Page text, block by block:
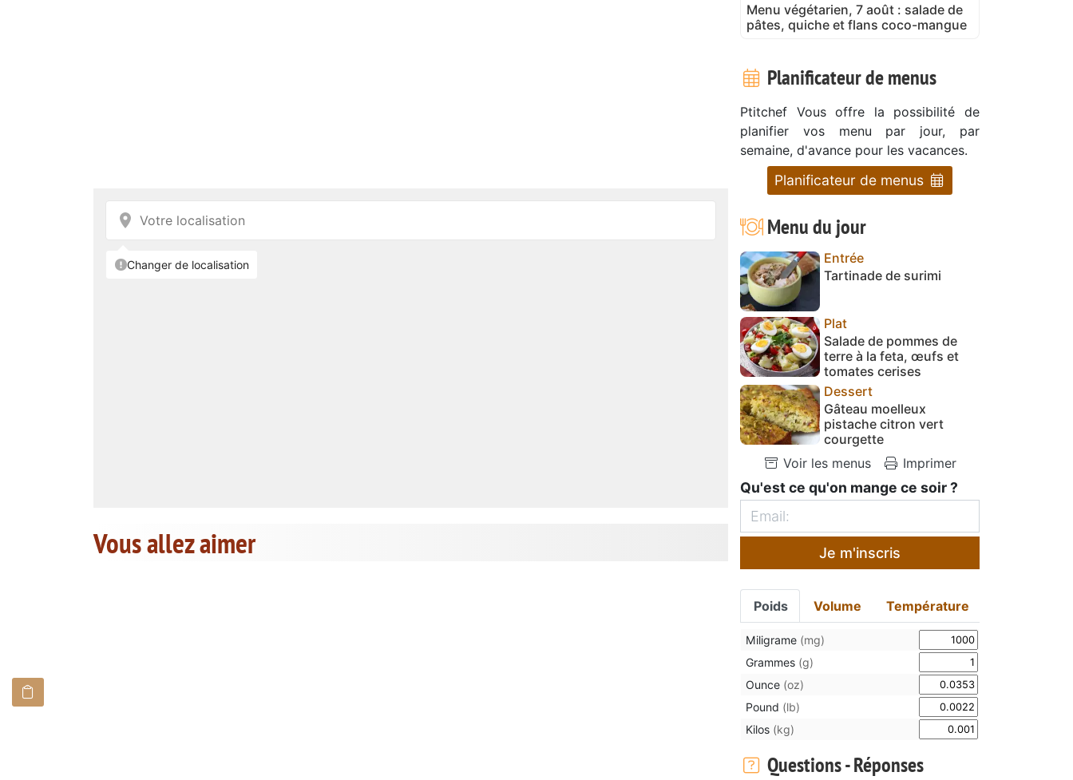
Vous allez aimer
Menu végétarien, 7 août : salade de
pâtes, quiche et flans coco-mangue
Planificateur de menus
Ptitchef Vous offre la possibilité de
planifier vos menu par jour, par
semaine, d'avance pour les vacances.
Planificateur de menus
Menu du jour
Entrée
Tartinade de surimi
Plat
Salade de pommes de
terre à la feta, œufs et
tomates cerises
Dessert
Gâteau moelleux
pistache citron vert
courgette
Voir les menus
Imprimer
Qu'est ce qu'on mange ce soir ?
Je m'inscris
Poids Volume Température
Miligrame (mg)
Grammes (g)
Ounce (oz)
Pound (lb)
Kilos (kg)
Questions - Réponses